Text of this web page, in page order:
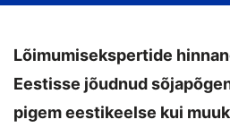
Lõimumisekspertide
Eestisse jõudnud
pigem eestikeelse kui